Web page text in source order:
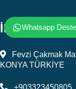
Whatsapp
İletişim
Fevzi Çakmak
KONYA TÜRKİYE
+903323450805